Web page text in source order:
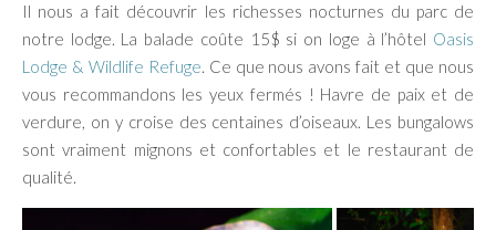
Il nous a fait découvrir les richesses nocturnes du parc de
notre lodge. La balade coûte 15$ si on loge à l’hôtel Oasis
Lodge & Wildlife Refuge. Ce que nous avons fait et que nous
vous recommandons les yeux fermés ! Havre de paix et de
verdure, on y croise des centaines d’oiseaux. Les bungalows
sont vraiment mignons et confortables et le restaurant de
qualité.